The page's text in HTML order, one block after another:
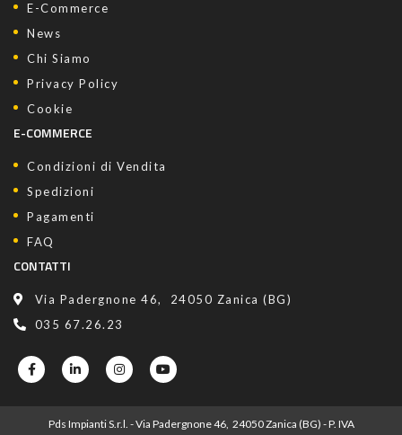
E-Commerce
News
Chi Siamo
Privacy Policy
Cookie
E-COMMERCE
Condizioni di Vendita
Spedizioni
Pagamenti
FAQ
CONTATTI
Via Padergnone 46, 24050 Zanica (BG)
035 67.26.23
Pds Impianti S.r.l. - Via Padergnone 46, 24050 Zanica (BG) - P. IVA